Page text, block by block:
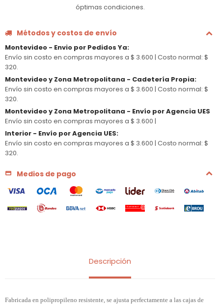
óptimas condiciones.
Métodos y costos de envío
Montevideo - Envio por Pedidos Ya:
Envío sin costo en compras mayores a $ 3.600 | Costo normal: $
320.
Montevideo y Zona Metropolitana - Cadetería Propia:
Envío sin costo en compras mayores a $ 3.600 | Costo normal: $
320.
Montevideo y Zona Metropolitana - Envío por Agencia UES
Envío sin costo en compras mayores a $ 3.600 |
Interior - Envío por Agencia UES:
Envío sin costo en compras mayores a $ 3.600 | Costo normal: $
320.
Medios de pago
Descripción
Fabricada en polipropileno resistente, se ajusta perfectamente a las cajas de